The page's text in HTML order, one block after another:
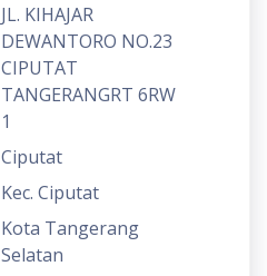
JL. KIHAJAR
DEWANTORO NO.23
CIPUTAT
TANGERANGRT 6RW
1
Ciputat
Kec. Ciputat
Kota Tangerang
Selatan